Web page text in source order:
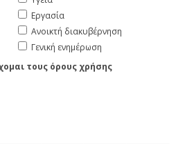
Εργασία
Ανοικτή διακυβέρνηση
Γενική ενημέρωση
τους όρους χρήσης